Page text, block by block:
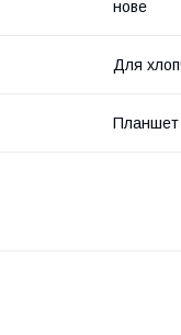
нове
Для
Планшет